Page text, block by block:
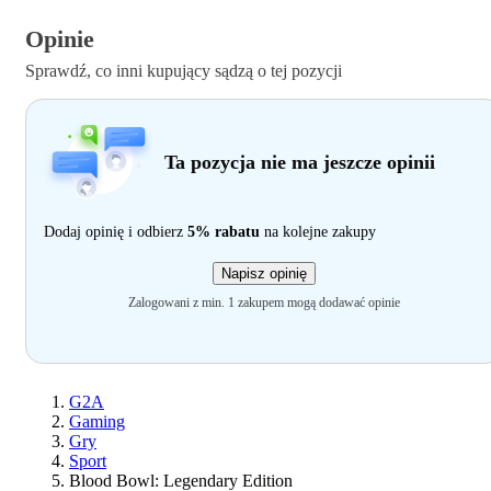
Opinie
Sprawdź, co inni kupujący sądzą o tej pozycji
Ta pozycja nie ma jeszcze opinii
Dodaj opinię i odbierz 5% rabatu na kolejne zakupy
Napisz opinię
Zalogowani z min. 1 zakupem mogą dodawać opinie
G2A
Gaming
Gry
Sport
Blood Bowl: Legendary Edition